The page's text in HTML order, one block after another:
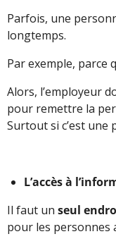
Parfois, une
longtemps.
Par exemple, parce
Alors, l’employeur
pour remettre la
Surtout si c’est une
L’accès à
Il faut un seul
pour les personnes